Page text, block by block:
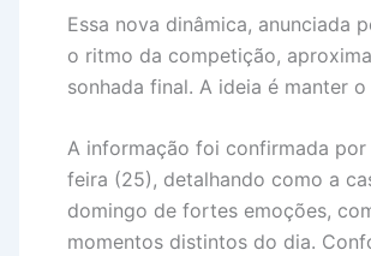
Essa nova dinâmica, anunciada
o ritmo da competição,
sonhada final. A ideia é manter
A informação foi confirmada
feira (25), detalhando como a
domingo de fortes emoções,
momentos distintos do dia.